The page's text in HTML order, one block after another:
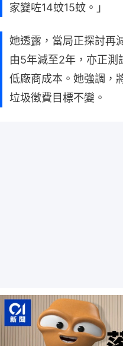
家變咗14蚊15蚊。」
她透露，當局正探討再
由5年減至2年，亦正測
低廠商成本。她強調，
垃圾徵費目標不變。